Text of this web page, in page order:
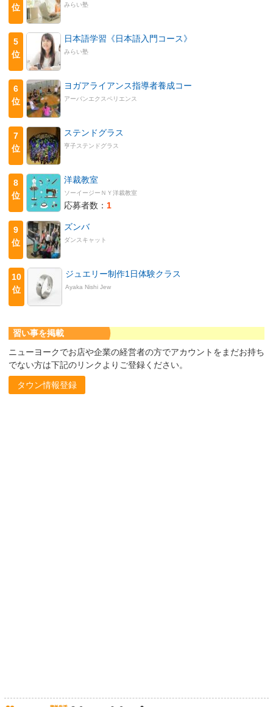
位
みらい塾
5
位
日本語学習《日本語入門コース》
みらい塾
6
位
ヨガアライアンス指導者養成コー
アーバンエクスペリエンス
7
位
ステンドグラス
亨子ステンドグラス
8
位
洋裁教室
ソーイージーＮＹ洋裁教室
応募者数： 1
9
位
ズンバ
ダンスキャット
10
位
ジュエリー制作1日体験クラス
Ayaka Nishi Jew
習い事を掲載
ニューヨークでお店や企業の経営者の方でアカウントをまだお持ち
でない方は下記のリンクよりご登録ください。
タウン情報登録